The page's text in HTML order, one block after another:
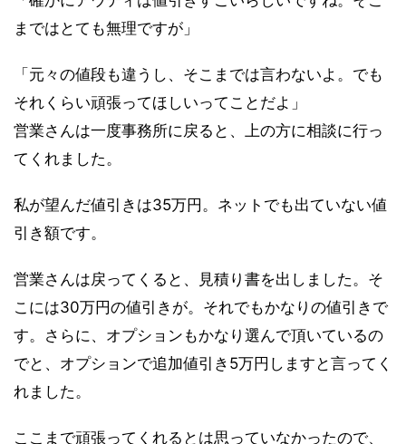
まではとても無理ですが」
「元々の値段も違うし、そこまでは言わないよ。でも
それくらい頑張ってほしいってことだよ」
営業さんは一度事務所に戻ると、上の方に相談に行っ
てくれました。
私が望んだ値引きは35万円。ネットでも出ていない値
引き額です。
営業さんは戻ってくると、見積り書を出しました。そ
こには30万円の値引きが。それでもかなりの値引きで
す。さらに、オプションもかなり選んで頂いているの
でと、オプションで追加値引き5万円しますと言ってく
れました。
ここまで頑張ってくれるとは思っていなかったので、